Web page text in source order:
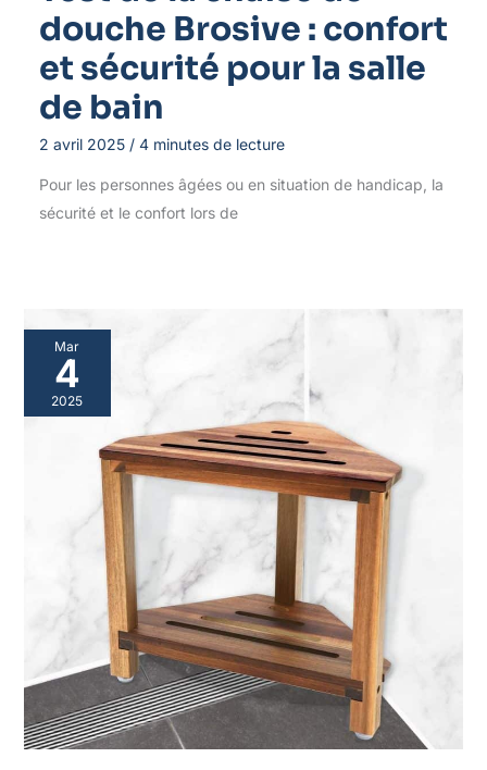
douche Brosive : confort
et sécurité pour la salle
de bain
2 avril 2025 / 4 minutes de lecture
Pour les personnes âgées ou en situation de handicap, la
sécurité et le confort lors de
Mar
4
2025